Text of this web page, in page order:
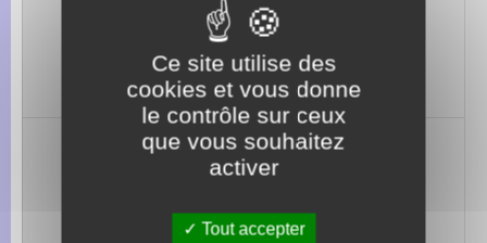
JUSTICE
Casier judiciaire,Plainte,Aide juridictionnelle,
Saisie…
Ce site utilise des
cookies et vous donne
le contrôle sur ceux
que vous souhaitez
activer
Tout accepter